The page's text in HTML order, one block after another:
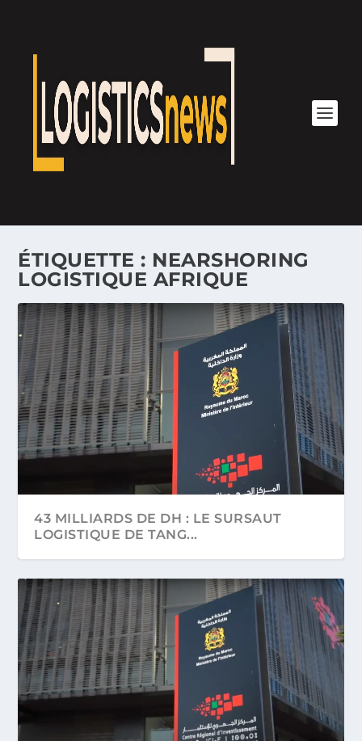
ÉTIQUETTE : NEARSHORING
LOGISTIQUE AFRIQUE
43 MILLIARDS DE DH : LE SURSAUT
LOGISTIQUE DE TANG...